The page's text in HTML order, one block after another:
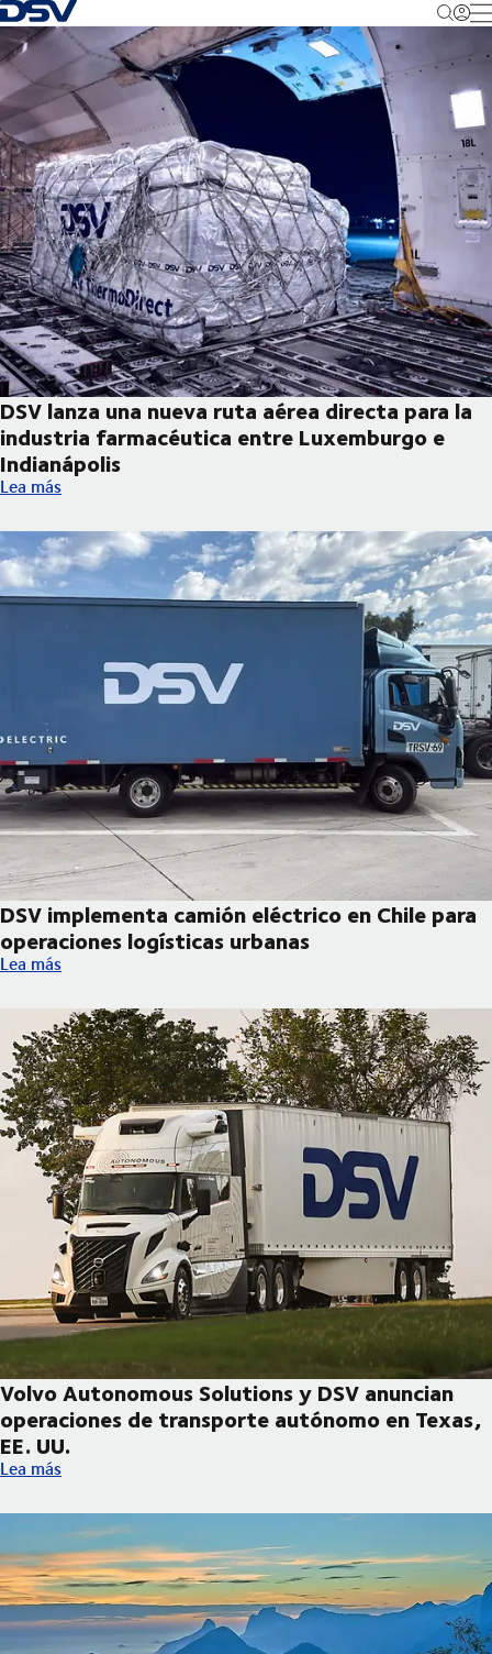
Volver a la página principal
DSV lanza una nueva ruta aérea directa para la
industria farmacéutica entre Luxemburgo e
Indianápolis
DSV lanza una nueva ruta aérea directa para la industria
Lea más
DSV implementa camión eléctrico en Chile para
operaciones logísticas urbanas
DSV implementa camión eléctrico en Chile para operaciones
Lea más
Volvo Autonomous Solutions y DSV anuncian
operaciones de transporte autónomo en Texas,
EE. UU.
Volvo Autonomous Solutions y DSV anuncian operaciones de
Lea más